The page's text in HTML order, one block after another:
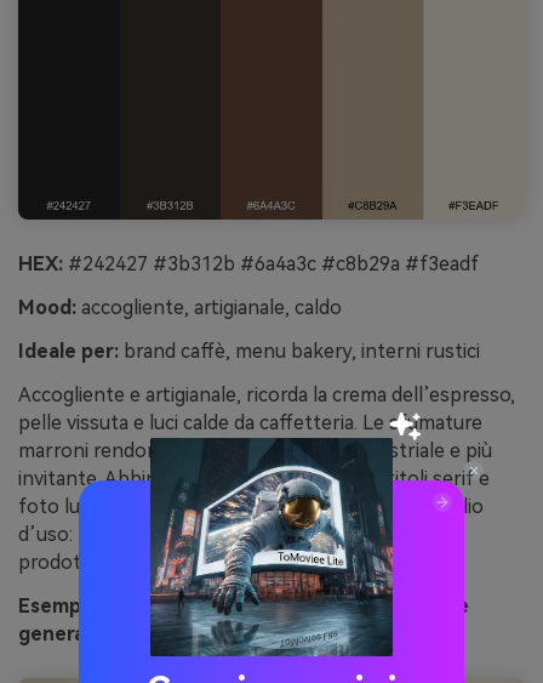
HEX: #242427 #3b312b #6a4a3c #c8b29a #f3eadf
Mood: accogliente, artigianale, caldo
Ideale per: brand caffè, menu bakery, interni rustici
Accogliente e artigianale, ricorda la crema dell’espresso,
pelle vissuta e luci calde da caffetteria. Le sfumature
marroni rendono la base scura meno industriale e più
invitante. Abbina con texture carta kraft, titoli serif e
foto luci soffici per un mood fatto a mano. Consiglio
d’uso: tieni la crema marrone per sfondi così foto
prodotti e testo restano leggibili.
Esempio immagine di espresso e crema marrone
generato con media.io